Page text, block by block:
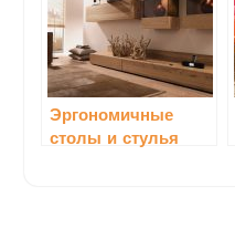
Эргономичные
столы и стулья